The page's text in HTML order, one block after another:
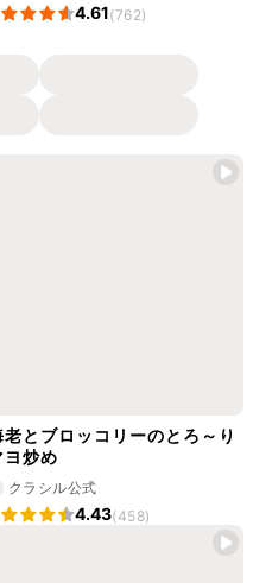
4.61(762)
老とブロッコリーのとろ～り
ヨ炒め
クラシル公式
4.43(458)